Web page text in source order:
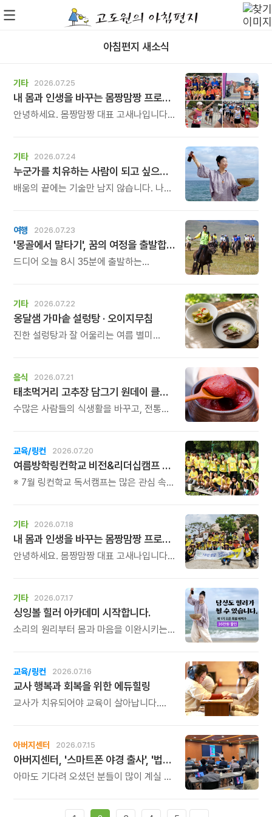
아침편지 새소식
기타 2026.07.25
내 몸과 인생을 바꾸는 몸짱맘짱 프로그램 모집
안녕하세요. 몸짱맘짱 대표 고새나입니다.
홈트가 아닌 인생을 바꾸는 리추얼
공동체입니다.몸짱맘짱의 여정은 혼자
걷는 길이 아닙니다.
같이 걸으면, 끝까지 갈 수 있습니다.
기타 2026.07.24
누군가를 치유하는 사람이 되고 싶으셨나요?
배움의 끝에는 기술만 남지 않습니다. 나를
자라납니다. 숲의 고요함 속에서 싱잉볼이
들려주는 울림을 배우고, 그 울림을 세상에
전하는 사람이 되어보세요.
여행 2026.07.23
'몽골에서 말타기', 꿈의 여정을 출발합니다
드디어 오늘 8시 35분에 출발하는
호연지기\'를 품고 대장정 길에 오릅니다.
기타 2026.07.22
옹달샘 가마솥 설렁탕 · 오이지무침
진한 설렁탕과 잘 어울리는 여름 별미
음식 2026.07.21
태초먹거리 고추장 담그기 원데이 클래스
수많은 사람들의 식생활을 바꾸고, 전통
준비했습니다.
교육/링컨 2026.07.20
여름방학링컨학교 비전&리더십캠프 모집
※ 7월 링컨학교 독서캠프는 많은 관심 속에
가능성을 발견하는 특별한 시간을
만나보시기 바랍니다.
기타 2026.07.18
내 몸과 인생을 바꾸는 몸짱맘짱 프로그램 모집
안녕하세요. 몸짱맘짱 대표 고새나입니다.
홈트가 아닌 인생을 바꾸는 리추얼
공동체입니다.몸짱맘짱의 여정은 혼자
걷는 길이 아닙니다.
같이 걸으면, 끝까지 갈 수 있습니다.
기타 2026.07.17
싱잉볼 힐러 아카데미 시작합니다.
소리의 원리부터 몸과 마음을 이완시키는
있는 힐러의 역량을 체계적으로 배우게
됩니다.
교육/링컨 2026.07.16
교사 행복과 회복을 위한 에듀힐링
교사가 치유되어야 교육이 살아납니다.
교육의 중심에 있는 나 자신을 돌보고
회복하는 시간입니다. 누군가를 가르치기
위해 애써온 시간만큼, 이제는 자신을 위한
쉼과 치유의 시간을 선물해 보시기
아버지센터 2026.07.15
아버지센터, '스마트폰 야경 출사', '법인사용설명서', '유튜브 숏츠 영상 만들기' 강좌 신청하세요
아마도 기다려 오셨던 분들이 많이 계실 것
알려드립니다.